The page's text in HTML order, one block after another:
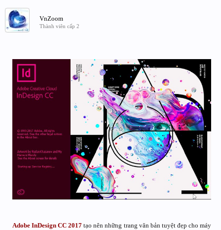
VnZoom
Thành viên cấp 2
Adobe InDesign CC 2017 tạo nên những trang văn bản tuyệt đẹp cho máy